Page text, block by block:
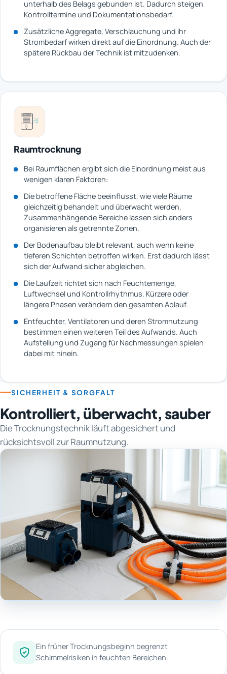
unterhalb des Belags gebunden ist. Dadurch steigen
Kontrolltermine und Dokumentationsbedarf.
Zusätzliche Aggregate, Verschlauchung und ihr
Strombedarf wirken direkt auf die Einordnung. Auch der
spätere Rückbau der Technik ist mitzudenken.
Raumtrocknung
Bei Raumflächen ergibt sich die Einordnung meist aus
wenigen klaren Faktoren:
Die betroffene Fläche beeinflusst, wie viele Räume
gleichzeitig behandelt und überwacht werden.
Zusammenhängende Bereiche lassen sich anders
organisieren als getrennte Zonen.
Der Bodenaufbau bleibt relevant, auch wenn keine
tieferen Schichten betroffen wirken. Erst dadurch lässt
sich der Aufwand sicher abgleichen.
Die Laufzeit richtet sich nach Feuchtemenge,
Luftwechsel und Kontrollrhythmus. Kürzere oder
längere Phasen verändern den gesamten Ablauf.
Entfeuchter, Ventilatoren und deren Stromnutzung
bestimmen einen weiteren Teil des Aufwands. Auch
Aufstellung und Zugang für Nachmessungen spielen
dabei mit hinein.
SICHERHEIT & SORGFALT
Kontrolliert, überwacht, sauber
Die Trocknungstechnik läuft abgesichert und
rücksichtsvoll zur Raumnutzung.
Ein früher Trocknungsbeginn begrenzt
Schimmelrisiken in feuchten Bereichen.